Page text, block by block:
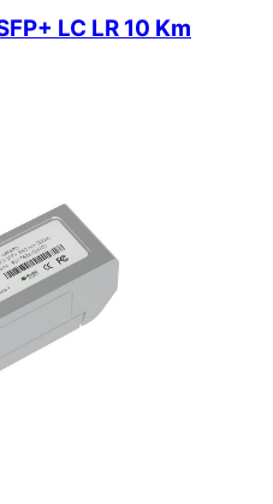
LC LR 10 Km